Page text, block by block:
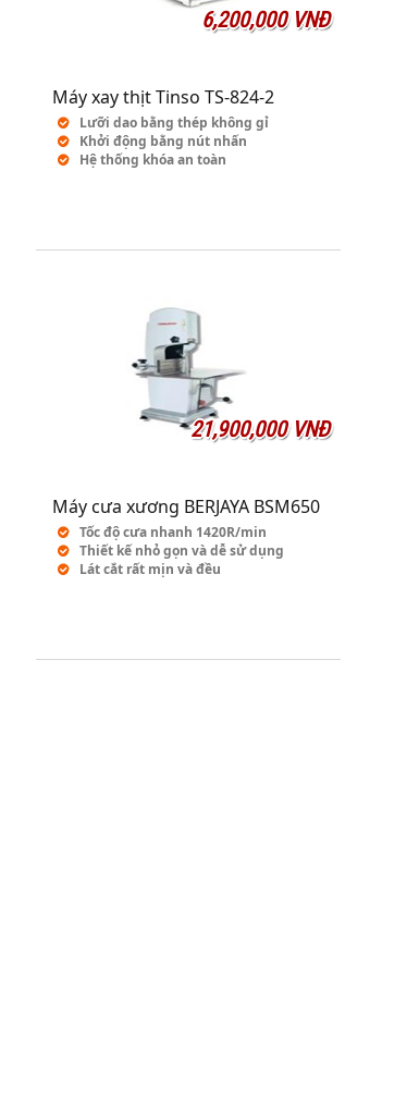
6,200,000 VNĐ
Máy xay thịt Tinso TS-824-2
Lưỡi dao bằng thép không gỉ
Khởi động bằng nút nhấn
Hệ thống khóa an toàn
21,900,000 VNĐ
Máy cưa xương BERJAYA BSM650
Tốc độ cưa nhanh 1420R/min
Thiết kế nhỏ gọn và dễ sử dụng
Lát cắt rất mịn và đều